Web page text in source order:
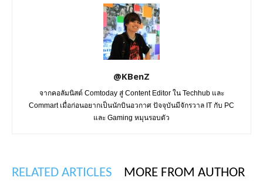
@KBenZ
จากคอลัมนิสต์ Comtoday สู่ Content Editor ใน Techhub และ
Commart เมื่อก่อนอยากเป็นนักบินอวกาศ ปัจจุบันมีจักรวาล IT กับ PC
และ Gaming หมุนรอบตัว
RELATED ARTICLES MORE FROM AUTHOR